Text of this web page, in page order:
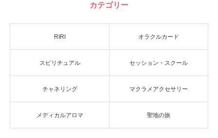
カテゴリー
RIRI オラクルカード
スピリチュアル セッション・スクール
チャネリング マクラメアクセサリー
メディカルアロマ 聖地の旅